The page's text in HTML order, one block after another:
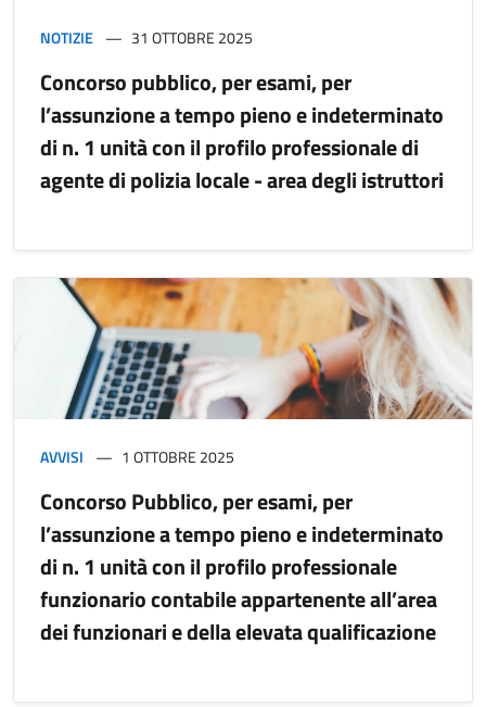
NOTIZIE 31 OTTOBRE 2025
Concorso pubblico, per esami, per
l’assunzione a tempo pieno e indeterminato
di n. 1 unità con il profilo professionale di
agente di polizia locale - area degli istruttori
AVVISI 1 OTTOBRE 2025
Concorso Pubblico, per esami, per
l’assunzione a tempo pieno e indeterminato
di n. 1 unità con il profilo professionale
funzionario contabile appartenente all’area
dei funzionari e della elevata qualificazione